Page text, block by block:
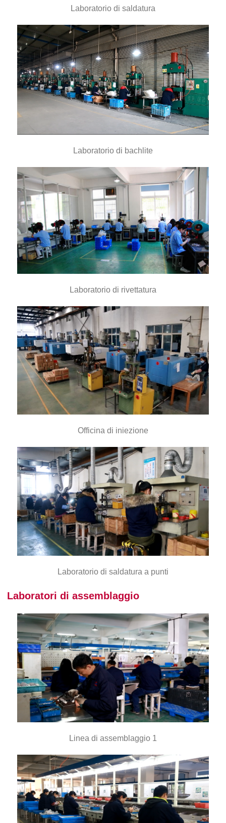
Laboratorio di saldatura
Laboratorio di bachlite
Laboratorio di rivettatura
Officina di iniezione
Laboratorio di saldatura a punti
Laboratori di assemblaggio
Linea di assemblaggio 1